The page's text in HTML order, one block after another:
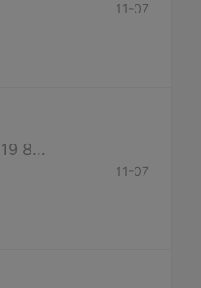
11-07
奥克斯 8652891 8653840春兰 8656604科龙 8656604 TCL 4008123456海尔 4006999999 LG 8661819 8652891（如有错误，请联系客服修改）
11-07